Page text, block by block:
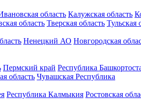
область Калужская область
область Тверская область Тульская
Ненецкий АО Новгородская
Пермский край Республика
область Чувашская Республика
Республика Калмыкия Ростовская